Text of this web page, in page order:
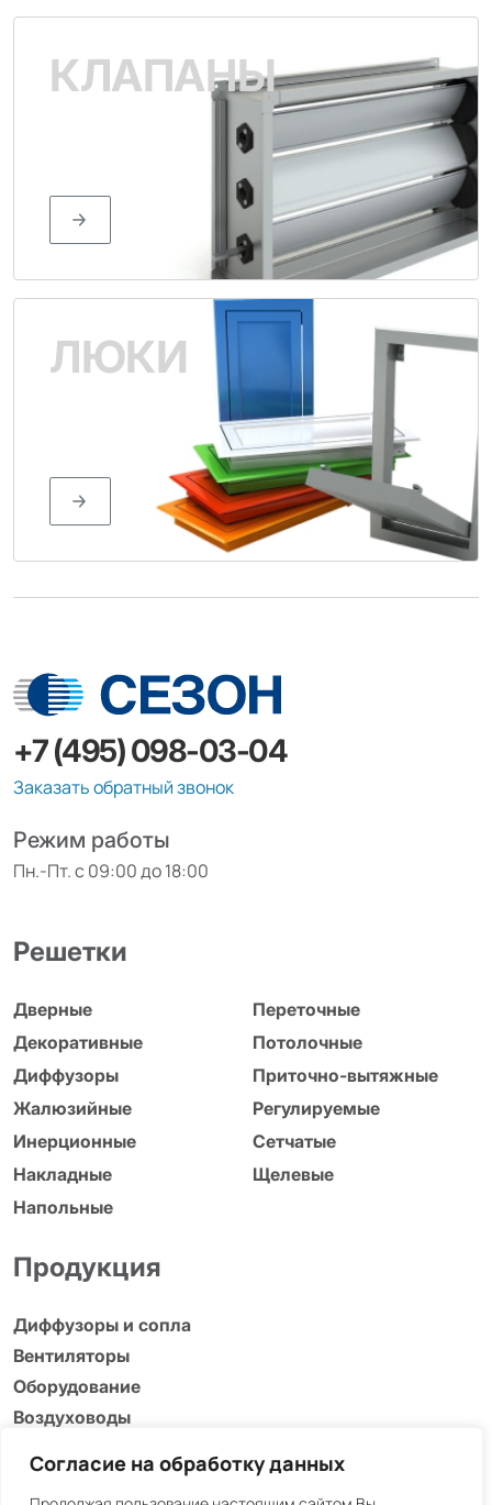
Согласие на обработку данных
КЛАПАНЫ
ЛЮКИ
+7 (495) 098-03-04
Заказать обратный звонок
Режим работы
Пн.-Пт. с 09:00 до 18:00
Решетки
Дверные
Декоративные
Диффузоры
Жалюзийные
Инерционные
Накладные
Напольные
Переточные
Потолочные
Приточно-вытяжные
Регулируемые
Сетчатые
Щелевые
Продукция
Диффузоры и сопла
Вентиляторы
Оборудование
Воздуховоды